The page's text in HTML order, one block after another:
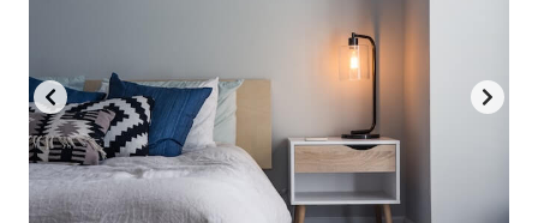
changing
dates.
shortcuts
for
changing
dates.